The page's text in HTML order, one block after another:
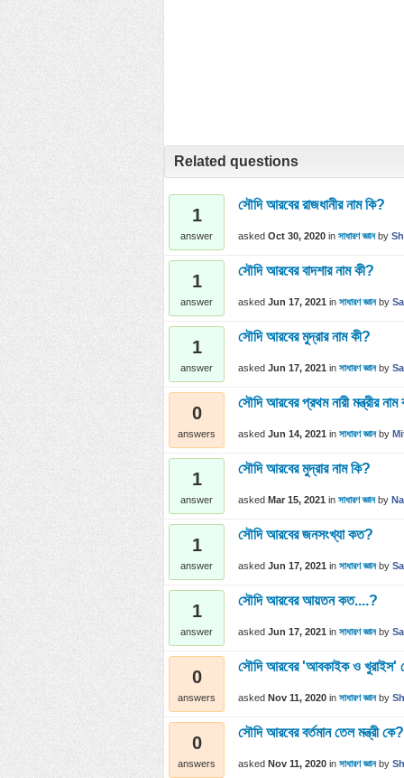
Related questions
1
answer
সৌদি আরবের রাজধানীর নাম কি?
asked Oct 30, 2020 in সাধারণ জ্ঞান by
1
answer
সৌদি আরবের বাদশার নাম কী?
asked Jun 17, 2021 in সাধারণ জ্ঞান by
1
answer
সৌদি আরবের মুদ্রার নাম কী?
asked Jun 17, 2021 in সাধারণ জ্ঞান by
0
answers
সৌদি আরবের প্রথম নারী মন্ত্রীর
asked Jun 14, 2021 in সাধারণ জ্ঞান by
1
answer
সৌদি আরবের মুদ্রার নাম কি?
asked Mar 15, 2021 in সাধারণ জ্ঞান by
1
answer
সৌদি আরবের জনসংখ্যা কত?
asked Jun 17, 2021 in সাধারণ জ্ঞান by
1
answer
সৌদি আরবের আয়তন কত....?
asked Jun 17, 2021 in সাধারণ জ্ঞান by
0
answers
সৌদি আরবের 'আবকাইক ও খুরাইস'
asked Nov 11, 2020 in সাধারণ জ্ঞান by
0
answers
সৌদি আরবের বর্তমান তেল মন্ত্রী কে?
asked Nov 11, 2020 in সাধারণ জ্ঞান by